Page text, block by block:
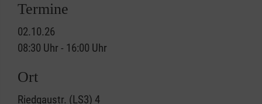
Termine
02.10.26
08:30 Uhr - 16:00 Uhr
Ort
Riedgaustr. (LS3) 4